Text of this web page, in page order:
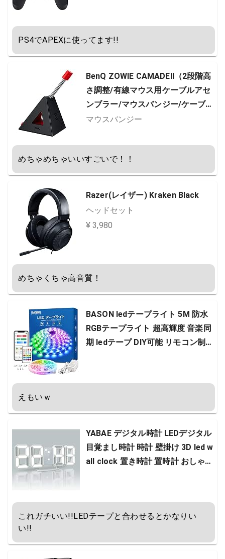
PS4でAPEXに使ってます!!
BenQ ZOWIE CAMADEⅡ（2段階高
さ調整/有線マウス用ケーブルアセ
ンブラー/マウスバンジー/ケーブル
マネージメント/マウスコードホー
マウスバンジー
めちゃめちゃいいすごいで！！
Razer(レイザー) Kraken Black
ヘッドセット
¥ 3,980
めちゃくちゃ高音質！
BASON ledテープライト 5M 防水
RGBテープライト 超高輝度 音楽同
期 ledテープ DIY可能 リモコン制御
えもいｗ
YABAE デジタル時計 LEDデジタル
目覚まし時計 時計 壁掛け 3D led w
all clock 置き時計 置時計 おしゃれ
卓上 ACアダプター付属 ホワイト A
L-02-W 【Amazon.co.jp 限定】
これガチいい!!LEDテープと合わせるとかなりい
い!!